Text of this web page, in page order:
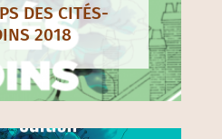
DES CITÉS-
2018